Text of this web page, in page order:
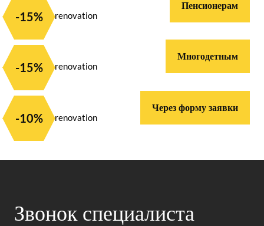
-15%
Пенсионерам
-15%
Многодетным
-10%
Через форму заявки
Звонок специалиста